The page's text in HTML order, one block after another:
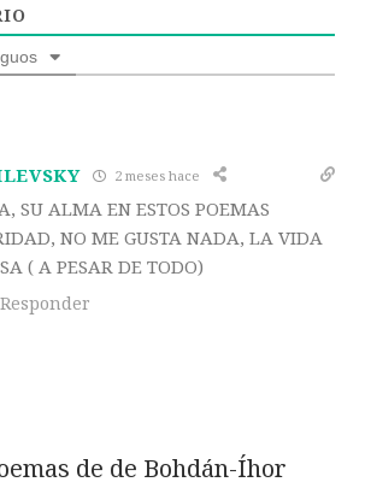
2 meses hace
SU ALMA EN ESTOS POEMAS
NO ME GUSTA NADA, LA VIDA
( A PESAR DE TODO)
Responder
de de Bohdán-Íhor